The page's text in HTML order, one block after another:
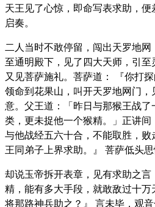
天王见了心惊，即命写表求助，
启奏。
二人当时不敢停留，闯出天罗地
至通明殿下，见了四大天师，引
又见菩萨施礼。菩萨道： 『你打
领命到花果山，叫开天罗地网门，
意。父王道：「昨日与那猴王战
类，更未捉他一个猴精。」正讲
与他战经五六十合，不能取胜，
王同弟子上界求助。』 菩萨低头思
却说玉帝拆开表章，见有求助之
精，能有多大手段，就敢敌过十
将那路神兵助之？』 言未毕，观